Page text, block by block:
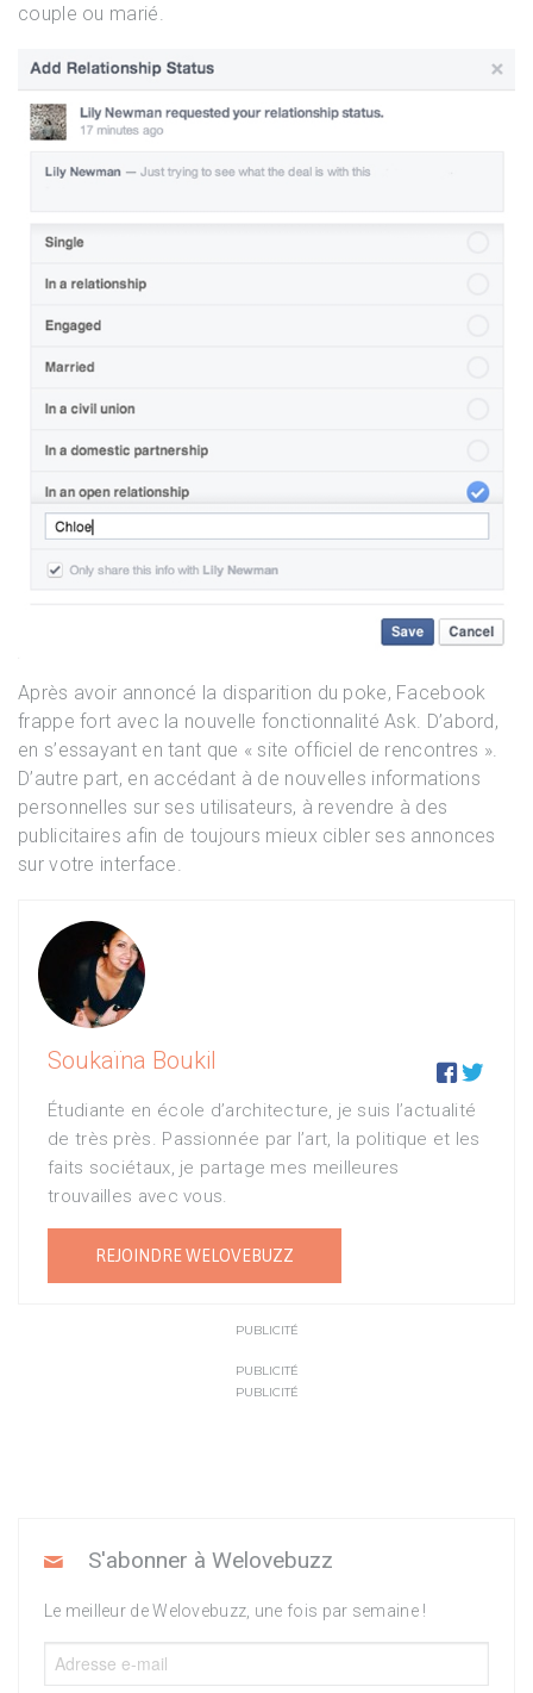
couple ou marié.
Après avoir annoncé la disparition du poke, Facebook
frappe fort avec la nouvelle fonctionnalité Ask. D’abord,
en s’essayant en tant que « site officiel de rencontres ».
D’autre part, en accédant à de nouvelles informations
personnelles sur ses utilisateurs, à revendre à des
publicitaires afin de toujours mieux cibler ses annonces
sur votre interface.
Soukaïna Boukil 

Étudiante en école d’architecture, je suis l’actualité
de très près. Passionnée par l’art, la politique et les
faits sociétaux, je partage mes meilleures
trouvailles avec vous.
REJOINDRE WELOVEBUZZ
PUBLICITÉ
PUBLICITÉ
PUBLICITÉ
S'abonner à Welovebuzz
Le meilleur de Welovebuzz, une fois par semaine !